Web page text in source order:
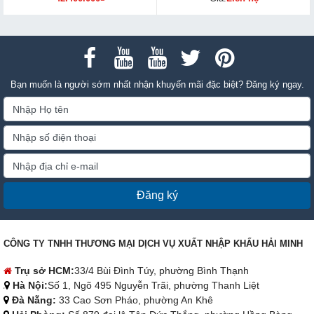
Bạn muốn là người sớm nhất nhận khuyến mãi đặc biệt? Đăng ký ngay.
Đăng ký
CÔNG TY TNHH THƯƠNG MẠI DỊCH VỤ XUẤT NHẬP KHẨU HẢI MINH
Trụ sở HCM:33/4 Bùi Đình Túy, phường Bình Thạnh
Hà Nội:Số 1, Ngõ 495 Nguyễn Trãi, phường Thanh Liệt
Đà Nẵng: 33 Cao Sơn Pháo, phường An Khê